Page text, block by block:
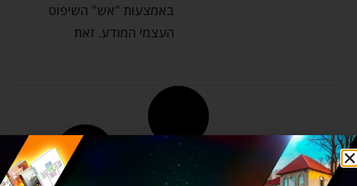
באמצעות "אש" השיפוט
העצמי המודע. זאת